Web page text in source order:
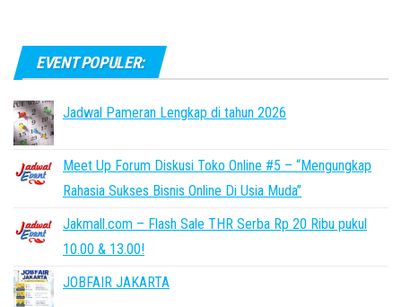
EVENT POPULER:
Jadwal Pameran Lengkap di tahun 2026
Meet Up Forum Diskusi Toko Online #5 – “Mengungkap
Rahasia Sukses Bisnis Online Di Usia Muda”
Jakmall.com – Flash Sale THR Serba Rp 20 Ribu pukul
10.00 & 13.00!
JOBFAIR JAKARTA